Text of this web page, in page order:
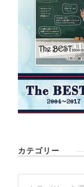
カテゴリー